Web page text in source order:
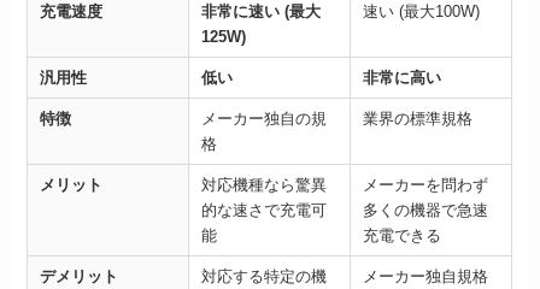
充電速度
非常に速い (最大
125W)
速い (最大100W)
汎用性 低い 非常に高い
特徴
メーカー独自の規
格
業界の標準規格
メリット
対応機種なら驚異
的な速さで充電可
能
メーカーを問わず
多くの機器で急速
充電できる
デメリット
対応する特定の機
メーカー独自規格